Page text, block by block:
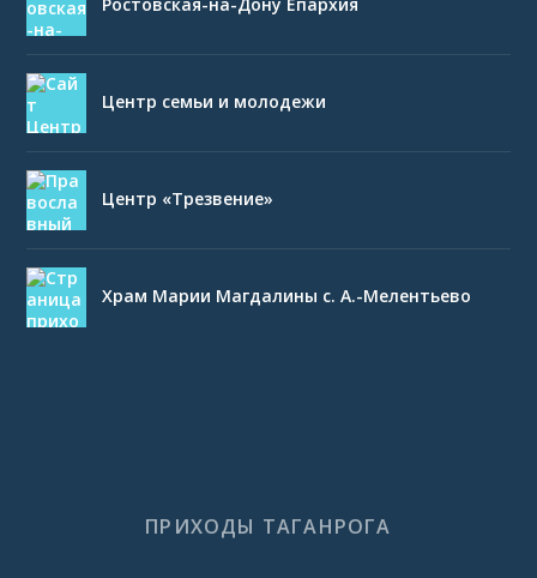
Центр семьи и молодежи
Центр «Трезвение»
Храм Марии Магдалины с. А.-Мелентьево
ПРИХОДЫ ТАГАНРОГА